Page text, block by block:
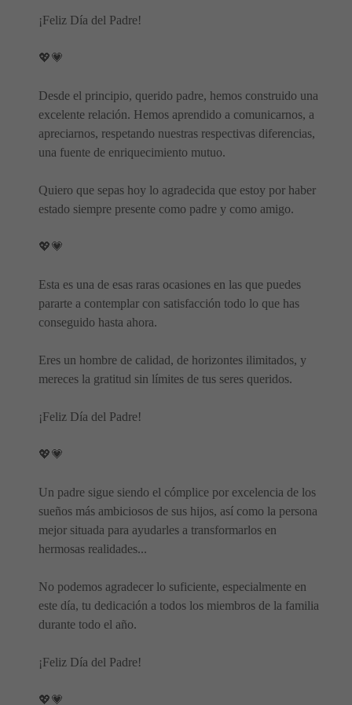
¡Feliz Día del Padre!
💖💗
Desde el principio, querido padre, hemos construido una
excelente relación. Hemos aprendido a comunicarnos, a
apreciarnos, respetando nuestras respectivas diferencias,
una fuente de enriquecimiento mutuo.
Quiero que sepas hoy lo agradecida que estoy por haber
estado siempre presente como padre y como amigo.
💖💗
Esta es una de esas raras ocasiones en las que puedes
pararte a contemplar con satisfacción todo lo que has
conseguido hasta ahora.
Eres un hombre de calidad, de horizontes ilimitados, y
mereces la gratitud sin límites de tus seres queridos.
¡Feliz Día del Padre!
💖💗
Un padre sigue siendo el cómplice por excelencia de los
sueños más ambiciosos de sus hijos, así como la persona
mejor situada para ayudarles a transformarlos en
hermosas realidades...
No podemos agradecer lo suficiente, especialmente en
este día, tu dedicación a todos los miembros de la familia
durante todo el año.
¡Feliz Día del Padre!
💖💗